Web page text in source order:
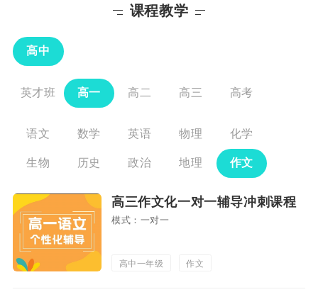
课程教学
高中
英才班 高一 高二 高三 高考
语文 数学 英语 物理 化学
生物 历史 政治 地理 作文
高三作文化一对一辅导冲刺课程
模式：一对一
高中一年级 作文